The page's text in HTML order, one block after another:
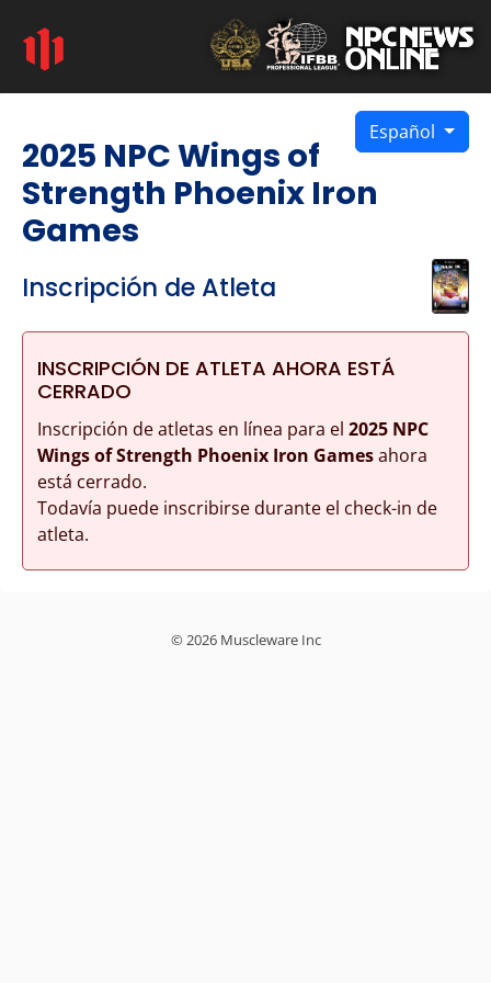
Español
2025 NPC Wings of
Strength Phoenix Iron
Games
Inscripción de Atleta
INSCRIPCIÓN DE ATLETA AHORA ESTÁ
CERRADO
Inscripción de atletas en línea para el 2025 NPC
Wings of Strength Phoenix Iron Gamesahora
está cerrado.
Todavía puede inscribirse durante el check-in de
atleta.
© 2026 Muscleware Inc